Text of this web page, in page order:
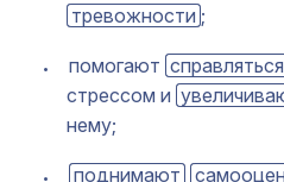
тревожности ;
помогают справляться
стрессом и
нему;
поднимают